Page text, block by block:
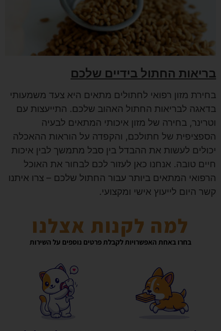
בריאות החתול בידיים שלכם
בחירת מזון רפואי לחתולים מתאים היא צעד משמעותי
בדאגה לבריאות החתול האהוב שלכם. התייעצות עם
וטרינר, בחירה של מזון איכותי המתאים לבעיה
הספציפית של חתולכם, והקפדה על הוראות ההאכלה
יכולים לעשות את ההבדל בין סבל מתמשך לבין איכות
חיים טובה. אנחנו כאן לעזור לכם לבחור את האוכל
הרפואי המתאים ביותר עבור החתול שלכם – צרו איתנו
קשר היום לייעוץ אישי ומקצועי.
למה לקנות אצלנו
בחרו באחת האפשרויות לקבלת פרטים נוספים על השירות